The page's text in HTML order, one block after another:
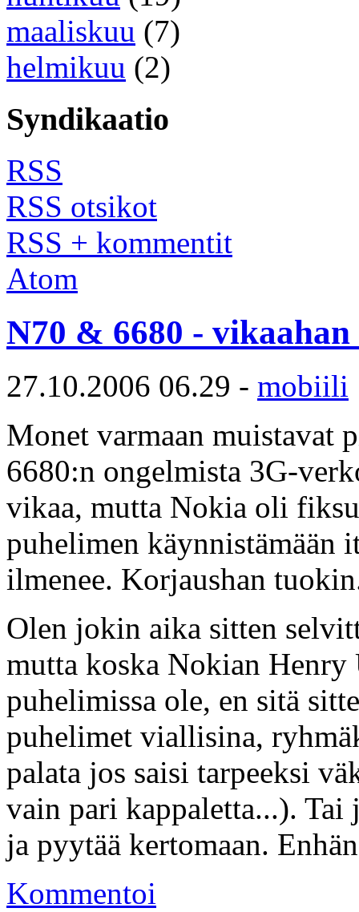
maaliskuu (7)
helmikuu (2)
Syndikaatio
RSS
RSS otsikot
RSS + kommentit
Atom
N70 & 6680 - vikaahan
27.10.2006 06.29 - mobiili
Monet varmaan muistavat
6680:n ongelmista 3G-
vikaa, mutta Nokia oli
puhelimen käynnistämään
ilmenee. Korjaushan
Olen jokin aika sitten
mutta koska Nokian Henry
puhelimissa ole, en sitä
puhelimet viallisina,
palata jos saisi tarpeeksi
vain pari kappaletta...). Tai
ja pyytää kertomaan.
Kommentoi